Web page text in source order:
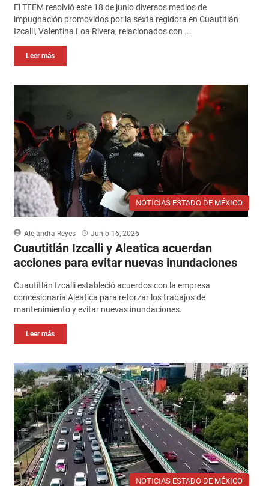
El TEEM resolvió este 18 de junio diversos medios de
impugnación promovidos por la sexta regidora en Cuautitlán
Izcalli, Valentina Loa Rivera, relacionados con ...
Leer más
NOTICIAS ESTADO DE MÉXICO
Alejandra Reyes Junio 16, 2026
Cuautitlán Izcalli y Aleatica acuerdan
acciones para evitar nuevas inundaciones
Cuautitlán Izcalli estableció acuerdos con la empresa
concesionaria Aleatica para reforzar los trabajos de
mantenimiento y evitar nuevas inundaciones.
Leer más
NOTICIAS ESTADO DE MÉXICO